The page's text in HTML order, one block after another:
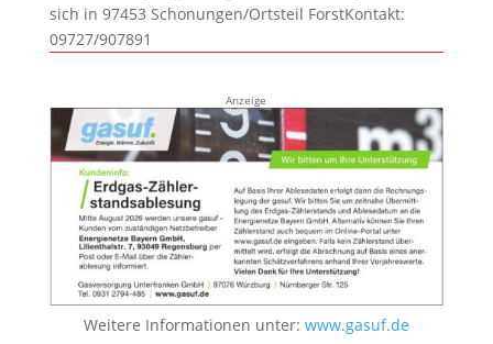
sich in 97453 Schonungen/Ortsteil ForstKontakt:
09727/907891
Anzeige
Weitere Informationen unter: www.gasuf.de